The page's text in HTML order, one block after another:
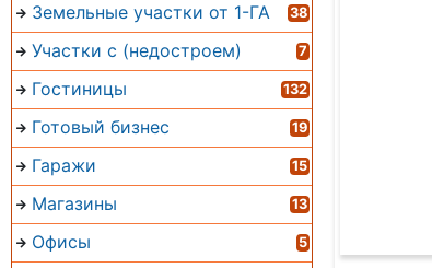
Земельные участки от 1-ГА 38
Участки с (недостроем) 7
Гостиницы 132
Готовый бизнес 19
Гаражи 15
Магазины 13
Офисы 5